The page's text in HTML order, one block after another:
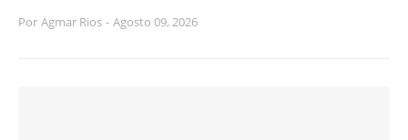
Por Agmar Rios - Agosto 09, 2026